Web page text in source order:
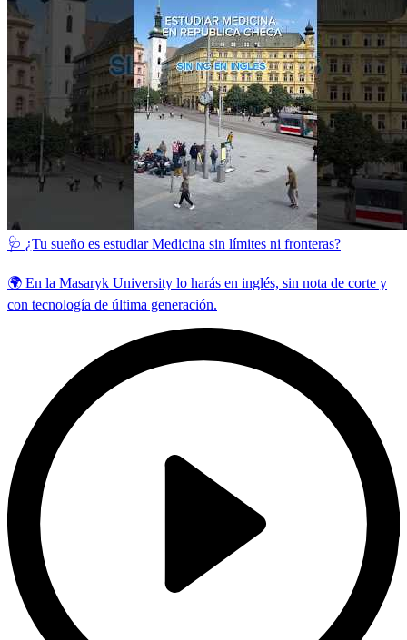
🩺 ¿Tu sueño es estudiar Medicina sin límites ni fronteras?
🌍 En la Masaryk University lo harás en inglés, sin nota de corte y
con tecnología de última generación.